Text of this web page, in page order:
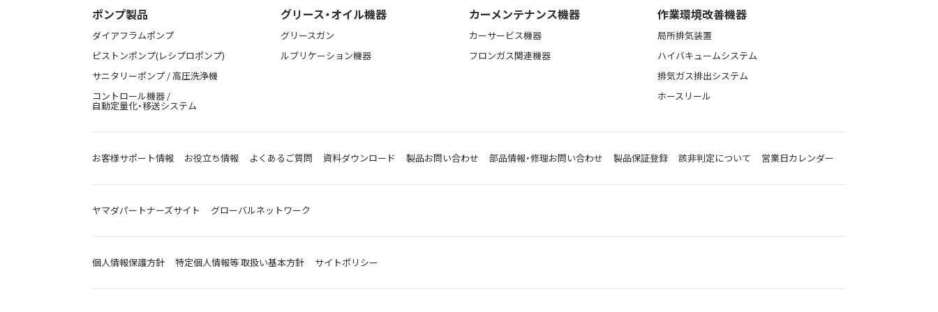
ポンプ製品
ダイアフラムポンプ
ピストンポンプ(レシプロポンプ)
サニタリーポンプ / 高圧洗浄機
コントロール機器 /
自動定量化・移送システム
グリース・オイル機器
グリースガン
ルブリケーション機器
カーメンテナンス機器
カーサービス機器
フロンガス関連機器
作業環境改善機器
局所排気装置
ハイバキュームシステム
排気ガス排出システム
ホースリール
お客様サポート情報 お役立ち情報 よくあるご質問 資料ダウンロード 製品お問い合わせ 部品情報・修理お問い合わせ 製品保証登録 該非判定について 営業日カレンダー
ヤマダパートナーズサイト グローバルネットワーク
個人情報保護方針 特定個人情報等 取扱い基本方針 サイトポリシー